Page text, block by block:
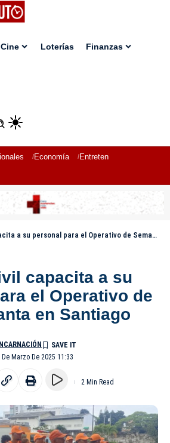
Cine Loterías Finanzas
Economía Entretenimiento
personal para el Operativo de Semana Santa en Santiago
capacita a su
el Operativo de
en Santiago
Marzo De 2025 11:33
2 Min Read